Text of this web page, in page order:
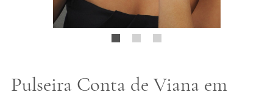
Pulseira Conta de Viana em